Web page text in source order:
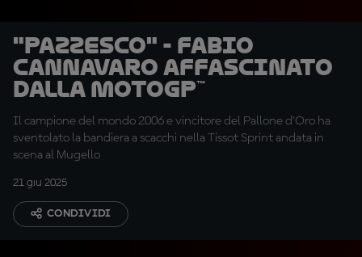
"Pazzesco" - Fabio
Cannavaro affascinato
dalla MotoGP™
Il campione del mondo 2006 e vincitore del Pallone d'Oro ha
sventolato la bandiera a scacchi nella Tissot Sprint andata in
scena al Mugello
21 giu 2025
CONDIVIDI